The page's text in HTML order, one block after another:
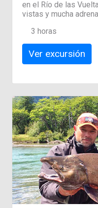
en el Río de las
vistas y mucha
3 horas
Ver excursión